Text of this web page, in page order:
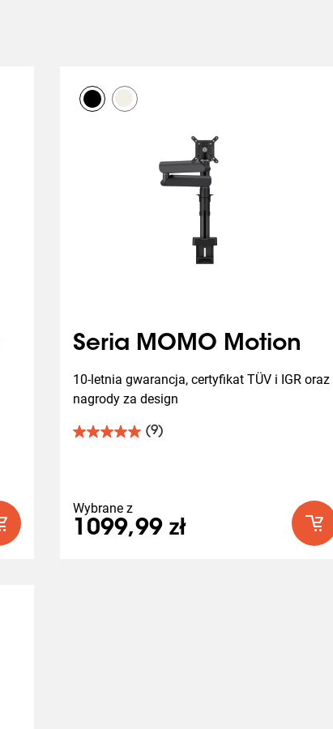
Seria MOMO Motion
10-letnia gwarancja, certyfikat TÜV i IGR oraz
nagrody za design
(9)
5.0
9
Recenzji
Wybrane z
1099,99 zł